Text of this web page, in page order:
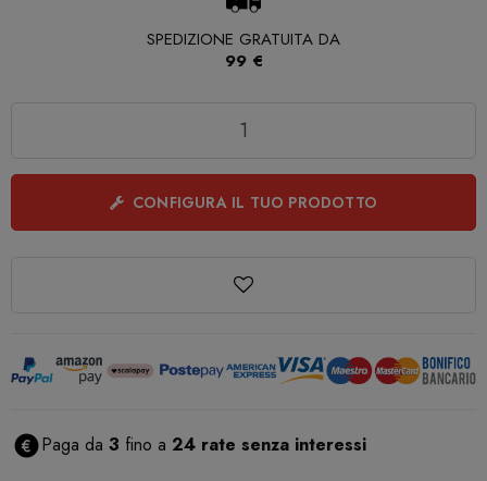
SPEDIZIONE GRATUITA DA
99 €
CONFIGURA IL TUO PRODOTTO
Paga da 3 fino a 24 rate senza interessi